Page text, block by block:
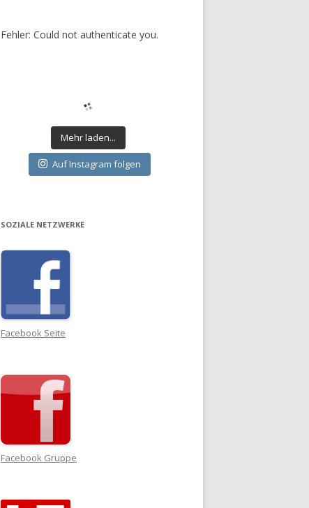
Fehler: Could not authenticate you.
Mehr laden...
Auf Instagram folgen
SOZIALE NETZWERKE
Facebook Seite
Facebook Gruppe